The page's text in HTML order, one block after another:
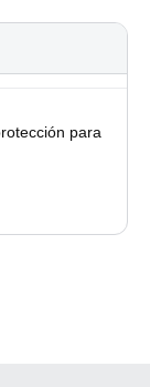
de
impecable
a
para